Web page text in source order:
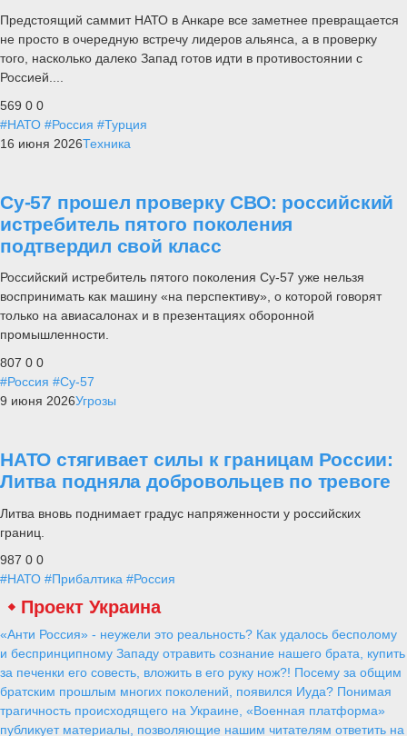
Предстоящий саммит НАТО в Анкаре все заметнее превращается
не просто в очередную встречу лидеров альянса, а в проверку
того, насколько далеко Запад готов идти в противостоянии с
Россией....
569 0 0
#НАТО #Россия #Турция
16 июня 2026Техника
Су-57 прошел проверку СВО: российский
истребитель пятого поколения
подтвердил свой класс
Российский истребитель пятого поколения Су-57 уже нельзя
воспринимать как машину «на перспективу», о которой говорят
только на авиасалонах и в презентациях оборонной
промышленности.
807 0 0
#Россия #Су-57
9 июня 2026Угрозы
НАТО стягивает силы к границам России:
Литва подняла добровольцев по тревоге
Литва вновь поднимает градус напряженности у российских
границ.
987 0 0
#НАТО #Прибалтика #Россия
Проект Украина
«Анти Россия» - неужели это реальность? Как удалось бесполому
и беспринципному Западу отравить сознание нашего брата, купить
за печенки его совесть, вложить в его руку нож?! Посему за общим
братским прошлым многих поколений, появился Иуда? Понимая
трагичность происходящего на Украине, «Военная платформа»
публикует материалы, позволяющие нашим читателям ответить на